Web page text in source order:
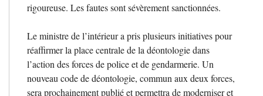
rigoureuse. Les fautes sont sévèrement sanctionnées.
Le ministre de l’intérieur a pris plusieurs initiatives pour
réaffirmer la place centrale de la déontologie dans
l’action des forces de police et de gendarmerie. Un
nouveau code de déontologie, commun aux deux forces,
sera prochainement publié et permettra de moderniser et